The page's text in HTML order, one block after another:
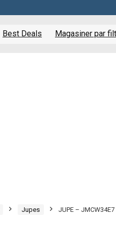
Best Deals Magasiner par
Jupes JUPE – JMCW34E7